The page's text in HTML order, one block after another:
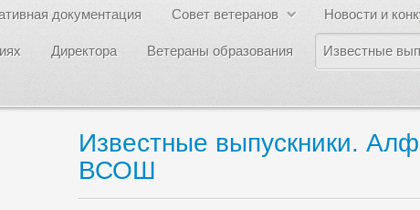
документация Совет ветеранов Новости и
Директора Ветераны образования Известные
Известные выпускники.
ВСОШ